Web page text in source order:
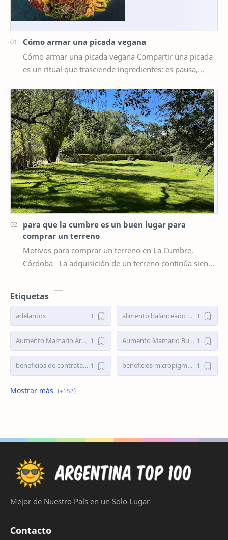
Cómo armar una picada vegana
Cómo armar una picada vegana Compartir una picada
es un ritual que trasciende ingredientes: es pausa,
para que la cumbre es un buen lugar para
comprar un terreno
Motivos para comprar un terreno en La Cumbre,
Córdoba La adquisición de un terreno continúa siendo
Etiquetas
adelantos alimento balanceado gatos
Aumento Mamario Argentina Aumento Mamario Buenos Aires
beneficios de contratar personal eventual beneficios micropigmentacion de cejas
bolsa de trabajo
bolsa de trabajo la plata bumeran empleos
buscar trabajo busco empleo
busco empleo cordoba
Mejor de Nuestro País en un Solo Lugar
Contacto